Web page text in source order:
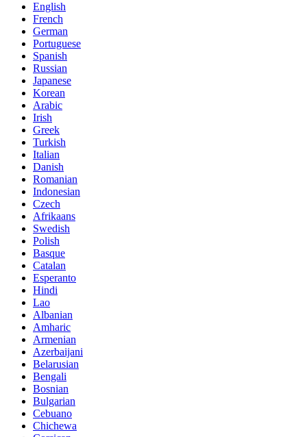
English
French
German
Portuguese
Spanish
Russian
Japanese
Korean
Arabic
Irish
Greek
Turkish
Italian
Danish
Romanian
Indonesian
Czech
Afrikaans
Swedish
Polish
Basque
Catalan
Esperanto
Hindi
Lao
Albanian
Amharic
Armenian
Azerbaijani
Belarusian
Bengali
Bosnian
Bulgarian
Cebuano
Chichewa